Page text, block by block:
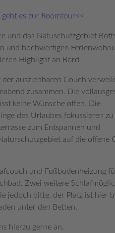
geht es zur Roomtour<<
und das Natuschutzgebiet
und hochwertigen
Highlight an Bord.
ausziehbaren Couch
zusammen. Die
keine Wünsche offen. Die
des Urlaubes fokussieren zu
zum Entspannen und
auf die offene
und Fußbodenheizung
Zwei weitere
jedoch bitte, der Platz ist hier
unter den Betten.
hierzu gerne an.